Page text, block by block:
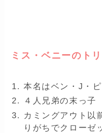
ミス・ベニーのト
本名はベン・J・
４人兄弟の末っ子
カミングアウト以
りがちでクローゼ